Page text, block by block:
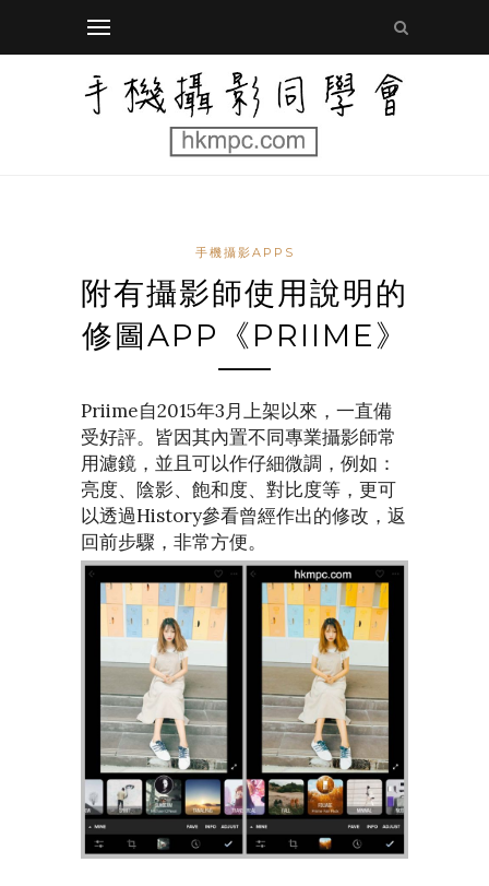
手機攝影APPS
附有攝影師使用說明的
修圖APP《PRIIME》
Priime自2015年3月上架以來，一直備
受好評。皆因其內置不同專業攝影師常
用濾鏡，並且可以作仔細微調，例如：
亮度、陰影、飽和度、對比度等，更可
以透過History參看曾經作出的修改，返
回前步驟，非常方便。